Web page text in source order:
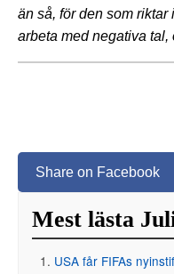
än så, för den som riktar
arbeta med negativa
Share on Facebook
Mest lästa
USA får FIFAs